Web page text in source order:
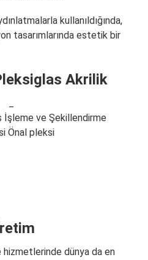
kullanıldığında,
tasarımlarında estetik bir
Akrilik
İşleme ve Şekillendirme
Önal pleksi
dünya da en